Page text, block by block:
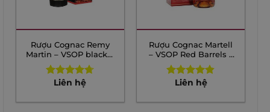
Rượu Cognac Remy
Martin – VSOP black –
700ml
Rated 4.71
Liên hệ
Rượu Cognac Martell
– VSOP Red Barrels –
700ml
Rated 4.80
Liên hệ